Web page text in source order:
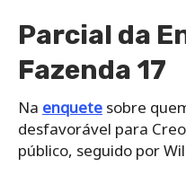
Parcial da
Fazenda 17
Na enquete sobre
desfavorável para
público, seguido por